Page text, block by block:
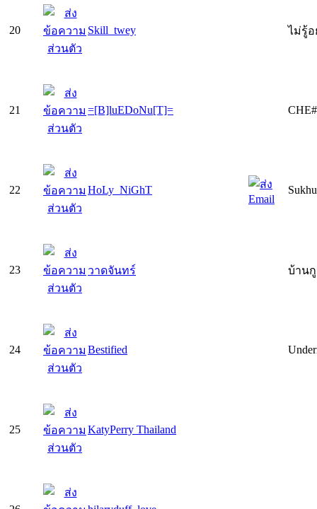
20 Skill_twey ไม่รู้
21 =[B]luEDoNu[T]=
22 HoLy_NiGhT
23 วาดจันทร์ บ้าน
24 Bestified
25 KatyPerry Thailand